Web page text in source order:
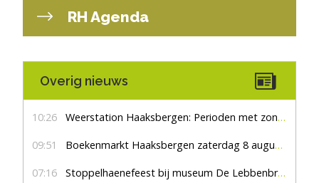
RH Agenda
Overig nieuws
10:26 Weerstation Haaksbergen: Perioden met zon en droog
09:51 Boekenmarkt Haaksbergen zaterdag 8 augustus, marktplein Haaksbergen
07:16 Stoppelhaenefeest bij museum De Lebbenbrugge